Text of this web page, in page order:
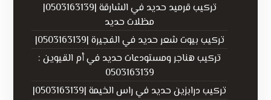
تركيب قرميد حديد في الشارقة |0503163139|
مظلات حديد
تركيب بيوت شعر حديد في الفجيرة |0503163139|
تركيب هناجر ومستودعات حديد في أم القيوين :
0503163139
تركيب درابزين حديد في راس الخيمة |0503163139|